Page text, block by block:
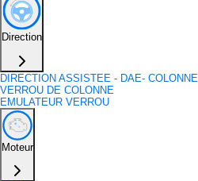
Direction
DIRECTION ASSISTEE - DAE- COLONNE
VERROU DE COLONNE
EMULATEUR VERROU
Moteur